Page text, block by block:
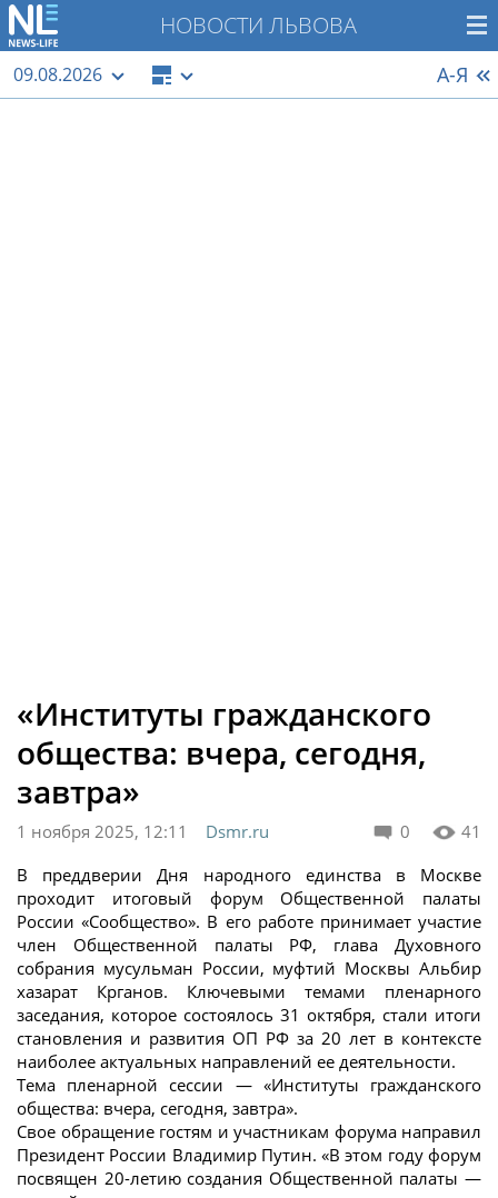
НОВОСТИ ЛЬВОВА
09.08.2026 А-Я
«Институты гражданского
общества: вчера, сегодня,
завтра»
0 41
1 ноября 2025, 12:11
Dsmr.ru
В преддверии Дня народного единства в Москве
проходит итоговый форум Общественной палаты
России «Сообщество». В его работе принимает участие
член Общественной палаты РФ, глава Духовного
собрания мусульман России, муфтий Москвы Альбир
хазарат Крганов. Ключевыми темами пленарного
заседания, которое состоялось 31 октября, стали итоги
становления и развития ОП РФ за 20 лет в контексте
наиболее актуальных направлений ее деятельности.
Тема пленарной сессии — «Институты гражданского
общества: вчера, сегодня, завтра».
Свое обращение гостям и участникам форума направил
Президент России Владимир Путин. «В этом году форум
посвящен 20-летию создания Общественной палаты —